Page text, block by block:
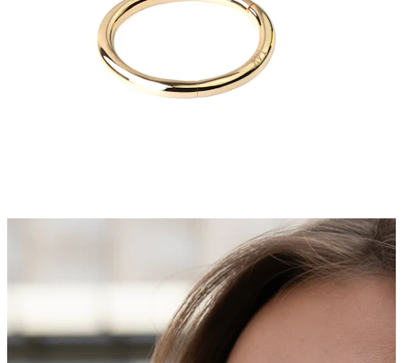
Bodymod Essentials